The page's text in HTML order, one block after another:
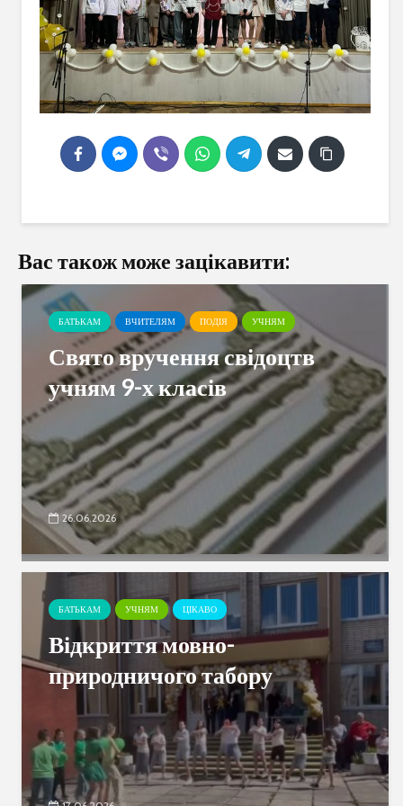
Вас також може зацікавити:
БАТЬКАМ ВЧИТЕЛЯМ ПОДІЯ УЧНЯМ
Свято вручення свідоцтв
учням 9-х класів
26.06.2026
БАТЬКАМ УЧНЯМ ЦІКАВО
Відкриття мовно-
природничого табору